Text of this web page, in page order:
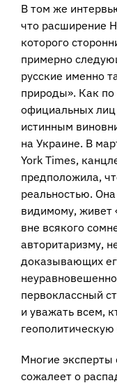
В том же
что расширение
которого
примерно
русские именно
природы». Как по
официальных
истинным
на Украине. В
York Times,
предположила,
реальностью.
видимому, живет
вне всякого
авторитаризму,
доказывающих
первоклассный
и уважать всем,
Многие эксперты
сожалеет о